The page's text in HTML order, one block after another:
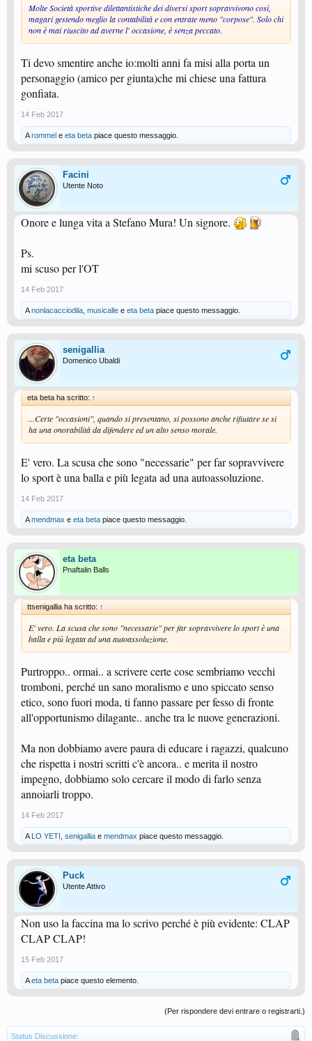
Molte Società sportive dilettantistiche dei diversi sport sopravvivono così,
magari gestendo meglio la contabilità e con entrate meno "corpose". Solo chi
non è mai riuscito ad averne l' occasione, è senza peccato.
Ti devo smentire anche io:molti anni fa misi alla porta un
personaggio (amico per giunta)che mi chiese una fattura
gonfiata.
14 Feb 2017
Arommel e eta beta piace questo messaggio.
Facini
Utente Noto
Onore e lunga vita a Stefano Mura! Un signore.
Ps.
mi scuso per l'OT
14 Feb 2017
Anonlacacciodila musicalle e eta beta piace questo messaggio.
senigallia
Domenico Ubaldi
eta beta ha scritto: ↑
...Certe "occasioni", quando si presentano, si possono anche rifiutare se si
ha una onorabilità da difendere ed un alto senso morale.
E' vero. La scusa che sono "necessarie" per far sopravvivere
lo sport è una balla e più legata ad una autoassoluzione.
14 Feb 2017
Amendmax e eta beta piace questo messaggio.
eta beta
Pnaftalin Balls
ttsenigallia ha scritto: ↑
E' vero. La scusa che sono "necessarie" per far sopravvivere lo sport è una
balla e più legata ad una autoassoluzione.
Purtroppo.. ormai.. a scrivere certe cose sembriamo vecchi
tromboni, perché un sano moralismo e uno spiccato senso
etico, sono fuori moda, ti fanno passare per fesso di fronte
all'opportunismo dilagante.. anche tra le nuove generazioni.
Ma non dobbiamo avere paura di educare i ragazzi, qualcuno
che rispetta i nostri scritti c'è ancora.. e merita il nostro
impegno, dobbiamo solo cercare il modo di farlo senza
annoiarli troppo.
14 Feb 2017
A LO YETI senigallia e mendmax piace questo messaggio.
Puck
Utente Attivo
Non uso la faccina ma lo scrivo perché è più evidente: CLAP
CLAP CLAP!
15 Feb 2017
Aeta beta piace questo elemento.
(Per rispondere devi entrare o registrarti.)
Status Discussione: